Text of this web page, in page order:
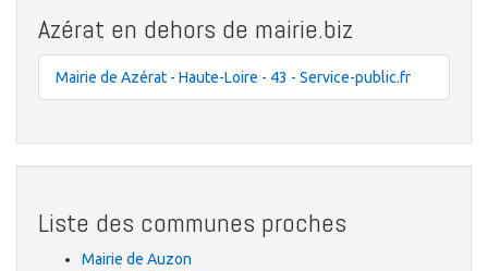
Azérat en dehors de mairie.biz
Mairie de Azérat - Haute-Loire - 43 - Service-public.fr
Liste des communes proches
Mairie de Auzon